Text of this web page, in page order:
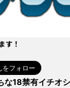
す！
な18禁有イチオ